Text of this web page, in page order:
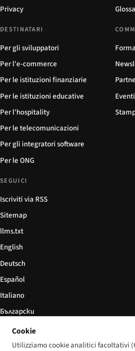
Privacy
DESTINATARI
Per gli sviluppatori
Per l'e-commerce
Per le istituzioni finanziarie
Per le istituzioni educative
Per l'hospitality
Per le telecomunicazioni
Per gli integratori software
Per le ONG
Eventi
SEGUICI
Iscriviti via RSS
Sitemap
llms.txt
English
Deutsch
Español
Italiano
Български
简体中文
Cookie
Utilizziamo cookie analitici facoltativi